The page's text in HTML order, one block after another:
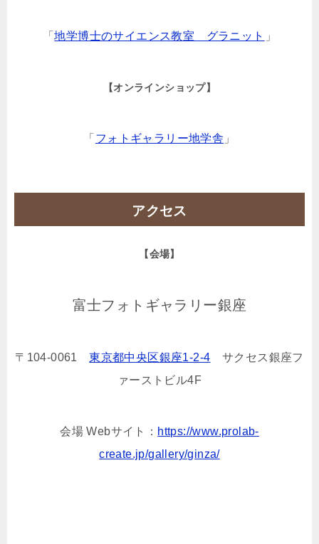
「地学博士のサイエンス教室 グラニット 」
【オンラインショップ】
「 フォトギャラリー地学舎 」
アクセス
【会場】
富士フォトギャラリー銀座
〒 104-0061 東京都中央区銀座1-2-4 サクセス銀座フ
ァーストビル4F
会場 Webサイト： https://www.prolab-
create.jp/gallery/ginza/